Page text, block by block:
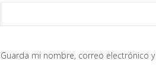
Guarda mi nombre, correo electrónico